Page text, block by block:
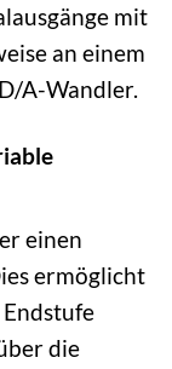
mit
an einem
A-Wandler.
einen
ermöglicht
die